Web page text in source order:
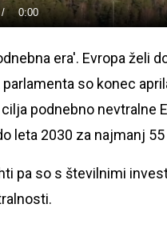
/ Duration
0:00
era'. Evropa želi
so konec
podnebno nevtralne
leta 2030 za najmanj
pa so s številnimi